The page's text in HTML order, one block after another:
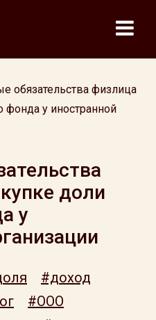
обязательства физлица
фонда у иностранной
доли
у
#доход
#ООО